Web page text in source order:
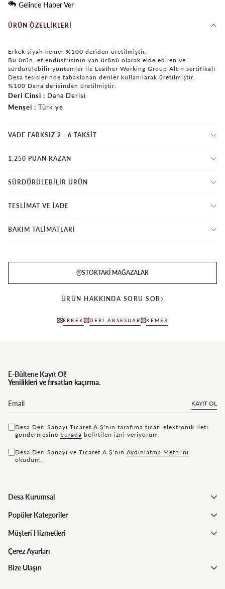
Gelince Haber Ver
ÜRÜN ÖZELLIKLERI
Erkek siyah kemer %100 deriden üretilmiştir.
Bu ürün, et endüstrisinin yan ürünü olarak elde edilen ve
sürdürülebilir yöntemler ile Leather Working Group Altın sertifikalı
Desa tesislerinde tabaklanan deriler kullanılarak üretilmiştir.
%100 Dana derisinden üretilmiştir.
Deri Cinsi
Dana Derisi
Menşei
Türkiye
VADE FARKSIZ 2 - 6 TAKSIT
1.250 PUAN KAZAN
SÜRDÜRÜLEBİLİR ÜRÜN
TESLİMAT VE İADE
BAKIM TALİMATLARI
STOKTAKI MAĞAZALAR
ÜRÜN HAKKINDA SORU SOR
ERKEK DERI AKSESUAR KEMER
E-Bültene Kayıt Ol!
Yenilikleri ve fırsatları kaçırma.
KAYIT OL
Desa Deri Sanayi Ticaret A.Ş'nin tarafıma ticari elektronik ileti
göndermesine bu rada belirtilen izni veriyorum.
Desa Deri Sanayi ve Ticaret A.Ş'nin Aydınlatma Metni'ni
okudum.
Desa Kurumsal
Popüler Kategoriler
Müşteri Hizmetleri
Çerez Ayarları
Bize Ulaşın